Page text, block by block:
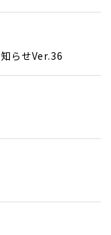
らせVer.36